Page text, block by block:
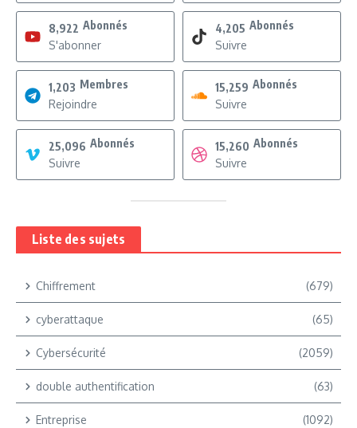
8,922 Abonnés
S'abonner
4,205 Abonnés
Suivre
1,203 Membres
Rejoindre
15,259 Abonnés
Suivre
25,096 Abonnés
Suivre
15,260 Abonnés
Suivre
Liste des sujets
Chiffrement (679)
cyberattaque (65)
Cybersécurité (2059)
double authentification (63)
Entreprise (1092)